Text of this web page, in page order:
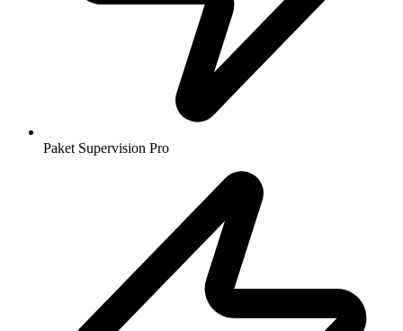
Paket Supervision Pro